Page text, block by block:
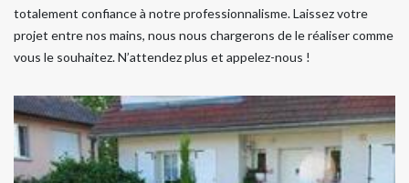
totalement confiance à notre professionnalisme. Laissez votre
projet entre nos mains, nous nous chargerons de le réaliser comme
vous le souhaitez. N’attendez plus et appelez-nous !